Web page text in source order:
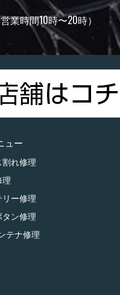
業時間10時〜20時）
ュー
割れ修理
理
リー修理
タン修理
テナ修理